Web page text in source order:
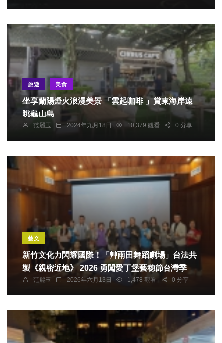
旅遊 美食
坐享蘭陽燈火浪漫美景 「雲起咖啡 」賞東海岸遠
眺龜山島
范麗玉 2024年九月18日 10,379 觀看 0 分享
藝文
新竹文化力閃耀國際！「艸雨田舞蹈劇場」台法共
製《親密近地》 2026 勇闖愛丁堡藝穗節台灣季
范麗玉 2026年六月13日 1,478 觀看 0 分享